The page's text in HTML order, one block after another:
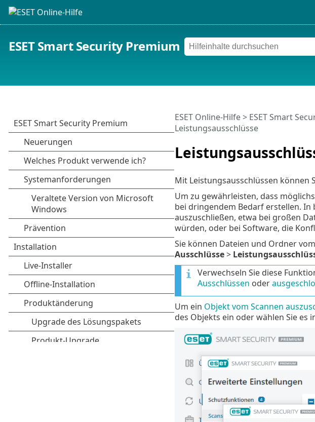
ESET Smart Security Premium
ESET Online-Hilfe> ESET Smart
Leistungsausschlüsse
Mit Leistungsausschlüssen können
Um zu gewährleisten, dass
bei dringendem Bedarf erstellen. In
auszuschließen, etwa bei großen
würden, oder bei Software, die
Sie können Dateien und Ordner
Ausschlüsse>
Verwechseln Sie diese
Ausschlüssen oder
Um ein Objekt vom Scannen
des Objekts ein oder wählen Sie es